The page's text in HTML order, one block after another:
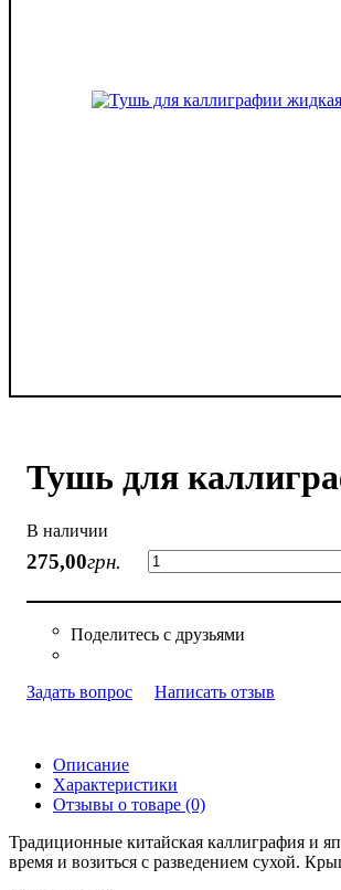
Тушь для
В наличии
275,00грн.
Задать вопрос Написать отзыв
Описание
Характеристики
Отзывы о товаре (0)
Традиционные китайская каллиграфия и
время и возиться с разведением сухой.